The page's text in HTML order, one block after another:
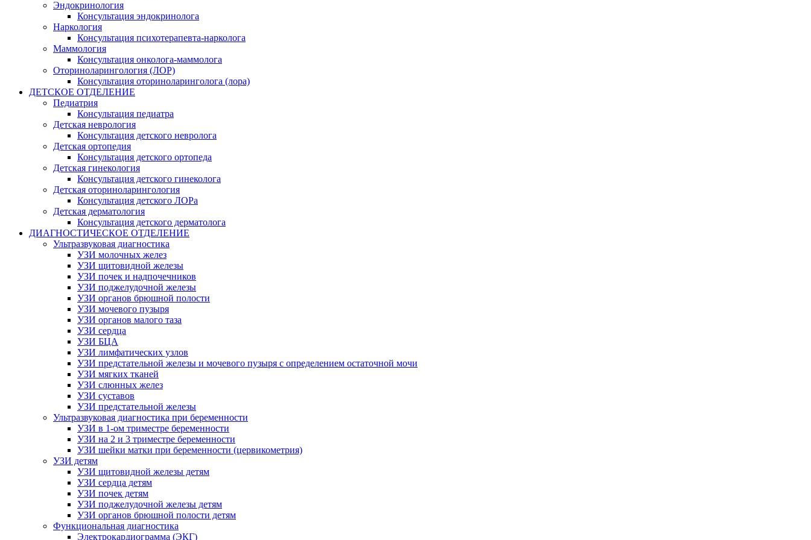
Эндокринология
Консультация эндокринолога
Наркология
Консультация психотерапевта-нарколога
Маммология
Консультация онколога-маммолога
Оториноларингология (ЛОР)
Консультация оториноларинголога (лора)
ДЕТСКОЕ ОТДЕЛЕНИЕ
Педиатрия
Консультация педиатра
Детская неврология
Консультация детского невролога
Детская ортопедия
Консультация детского ортопеда
Детская гинекология
Консультация детского гинеколога
Детская оториноларингология
Консультация детского ЛОРа
Детская дерматология
Консультация детского дерматолога
ДИАГНОСТИЧЕСКОЕ ОТДЕЛЕНИЕ
Ультразвуковая диагностика
УЗИ молочных желез
УЗИ щитовидной железы
УЗИ почек и надпочечников
УЗИ поджелудочной железы
УЗИ органов брюшной полости
УЗИ мочевого пузыря
УЗИ органов малого таза
УЗИ сердца
УЗИ БЦА
УЗИ лимфатических узлов
УЗИ предстательной железы и мочевого пузыря с определением остаточной мочи
УЗИ мягких тканей
УЗИ слюнных желез
УЗИ суставов
УЗИ предстательной железы
Ультразвуковая диагностика при беременности
УЗИ в 1-ом триместре беременности
УЗИ на 2 и 3 триместре беременности
УЗИ шейки матки при беременности (цервикометрия)
УЗИ детям
УЗИ щитовидной железы детям
УЗИ сердца детям
УЗИ почек детям
УЗИ поджелудочной железы детям
УЗИ органов брюшной полости детям
Функциональная диагностика
Электрокардиограмма (ЭКГ)